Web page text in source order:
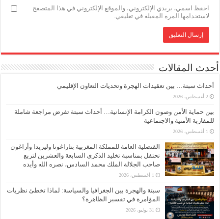
احفظ اسمي، بريدي الإلكتروني، والموقع الإلكتروني في هذا المتصفح
لاستخدامها المرة المقبلة في تعليقي.
أحدث المقالات
أحداث سبتة… بين تعقيدات الهجرة وتحديات التعاون الإقليمي
2 أغسطس، 2026
بين حماية الأمن وصون الكرامة الإنسانية… أحداث سبتة تفرض مراجعة شاملة
للمقاربة الأمنية والاجتماعية
1 أغسطس، 2026
القنصلية العامة للمملكة المغربية بتاراغونا وليريدا وأراغون
تحتفل بمناسبة تخليد الذكرى السابعة والعشرين لتربع
صاحب الجلالة الملك محمد السادس، نصره الله وأيده
1 أغسطس، 2026
سبتة والهجرة بين الجغرافيا والسياسة: لماذا تخطئ نظريات
المؤامرة في تفسير الظاهرة؟
31 يوليو، 2026